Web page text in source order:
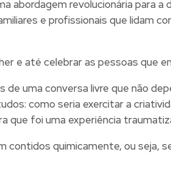
abordagem revolucionária para
e profissionais que lidam
e até celebrar as pessoas que
uma conversa livre que não
como seria exercitar a
que foi uma experiência
quimicamente, ou seja,